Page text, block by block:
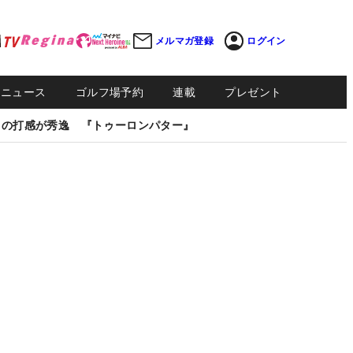
メルマガ登録 ログイン
ュース ゴルフ場予約 連載 プレゼント
打感が秀逸 『トゥーロンパター』